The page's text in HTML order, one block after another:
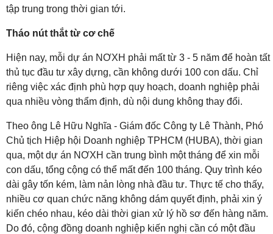
tập trung trong thời gian tới.
Tháo nút thắt từ cơ chế
Hiện nay, mỗi dự án NƠXH phải mất từ 3 - 5 năm để hoàn tất
thủ tục đầu tư xây dựng, cần không dưới 100 con dấu. Chỉ
riêng việc xác định phù hợp quy hoạch, doanh nghiệp phải
qua nhiều vòng thẩm định, dù nội dung không thay đổi.
Theo ông Lê Hữu Nghĩa - Giám đốc Công ty Lê Thành, Phó
Chủ tịch Hiệp hội Doanh nghiệp TPHCM (HUBA), thời gian
qua, một dự án NƠXH cần trung bình một tháng để xin mỗi
con dấu, tổng cộng có thể mất đến 100 tháng. Quy trình kéo
dài gây tốn kém, làm nản lòng nhà đầu tư. Thực tế cho thấy,
nhiều cơ quan chức năng không dám quyết định, phải xin ý
kiến chéo nhau, kéo dài thời gian xử lý hồ sơ đến hàng năm.
Do đó, cộng đồng doanh nghiệp kiến nghị cần có một đầu